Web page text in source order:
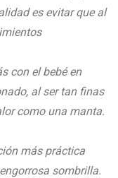
es evitar que al
con el bebé en
al ser tan finas
como una manta.
más práctica
sombrilla.